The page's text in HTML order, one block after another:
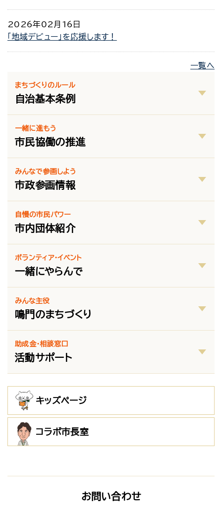
2026年02月16日
「地域デビュー」を応援します！
一覧へ
まちづくりのルール
自治基本条例
一緒に進もう
市民協働の推進
みんなで参画しよう
市政参画情報
自慢の市民パワー
市内団体紹介
ボランティア・イベント
一緒にやらんで
みんな主役
鳴門のまちづくり
助成金・相談窓口
活動サポート
キッズページ
コラボ市長室
お問い合わせ